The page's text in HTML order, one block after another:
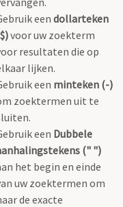
eendollarteken
voor uw zoekterm
resultaten die op
lijken.
een minteken (-)
zoektermen uit te
een Dubbele
(" ")
het begin en einde
uw zoektermen om
de exacte